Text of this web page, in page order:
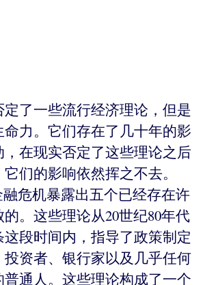
了一些流行经济理论，但是
力。它们存在了几十年的影
在现实否定了这些理论之后
们的影响依然挥之不去。
融危机暴露出五个已经存在许
。这些理论从20世纪80年代
段时间内，指导了政策制定
资者、银行家以及几乎任何
通人。这些理论构成了一个